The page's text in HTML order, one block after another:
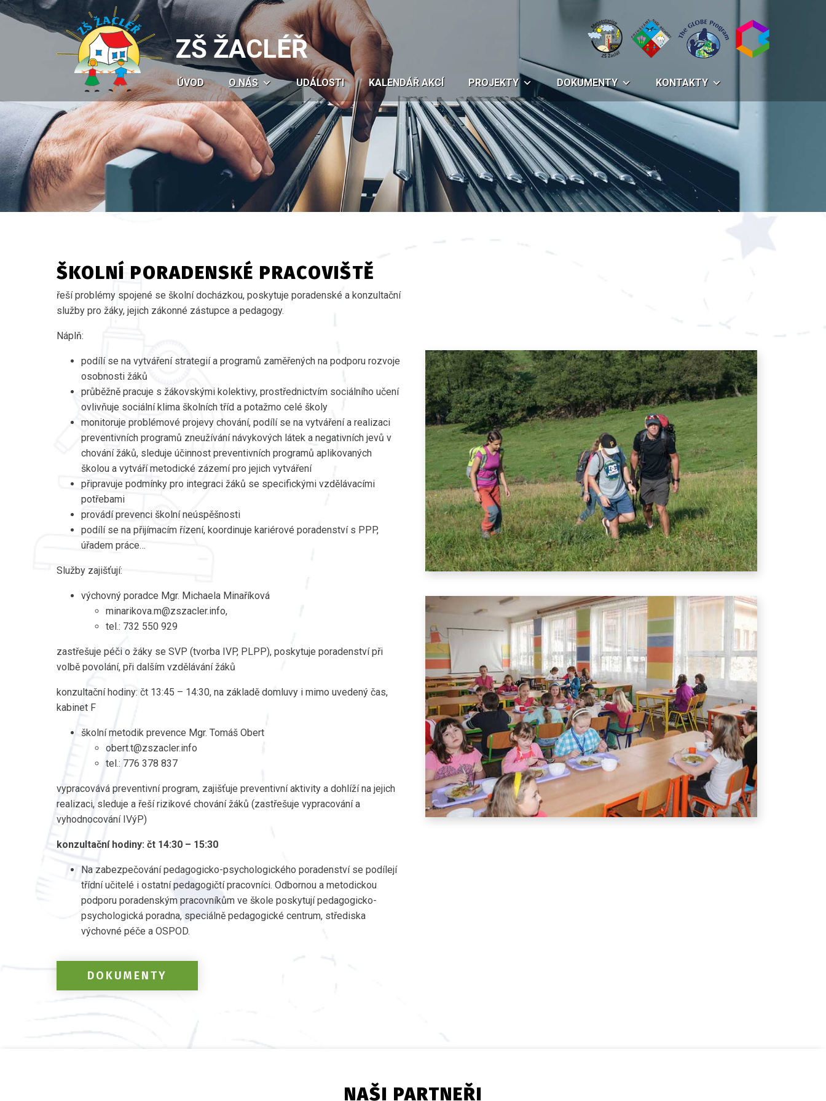
ZŠ ŽACLÉŘ
ÚVOD O NÁS UDÁLOSTI KALENDÁŘ AKCÍ PROJEKTY DOKUMENTY KONTAKTY
ŠKOLNÍ PORADENSKÉ PRACOVIŠTĚ
řeší problémy spojené se školní docházkou, poskytuje poradenské a konzultační
služby pro žáky, jejich zákonné zástupce a pedagogy.
Náplň:
podílí se na vytváření strategií a programů zaměřených na podporu rozvoje
osobnosti žáků
průběžně pracuje s žákovskými kolektivy, prostřednictvím sociálního učení
ovlivňuje sociální klima školních tříd a potažmo celé školy
monitoruje problémové projevy chování, podílí se na vytváření a realizaci
preventivních programů zneužívání návykových látek a negativních jevů v
chování žáků, sleduje účinnost preventivních programů aplikovaných
školou a vytváří metodické zázemí pro jejich vytváření
připravuje podmínky pro integraci žáků se specifickými vzdělávacími
potřebami
provádí prevenci školní neúspěšnosti
podílí se na přijímacím řízení, koordinuje kariérové poradenství s PPP,
úřadem práce…
Služby zajišťují:
výchovný poradce Mgr. Michaela Minaříková
minarikova.m@zszacler.info,
tel.: 732 550 929
zastřešuje péči o žáky se SVP (tvorba IVP, PLPP), poskytuje poradenství při
volbě povolání, při dalším vzdělávání žáků
konzultační hodiny: čt 13:45 – 14:30, na základě domluvy i mimo uvedený čas,
kabinet F
školní metodik prevence Mgr. Tomáš Obert
obert.t@zszacler.info
tel.: 776 378 837
vypracovává preventivní program, zajišťuje preventivní aktivity a dohlíží na jejich
realizaci, sleduje a řeší rizikové chování žáků (zastřešuje vypracování a
vyhodnocování IVýP)
konzultační hodiny: čt 14:30 – 15:30
Na zabezpečování pedagogicko-psychologického poradenství se podílejí
třídní učitelé i ostatní pedagogičtí pracovníci. Odbornou a metodickou
podporu poradenským pracovníkům ve škole poskytují pedagogicko-
psychologická poradna, speciálně pedagogické centrum, střediska
výchovné péče a OSPOD.
DOKUMENTY
NAŠI PARTNEŘI